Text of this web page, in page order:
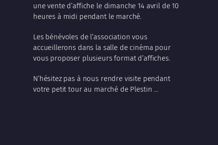
une vente d’affiche le dimanche 14 avril de 10
heures à midi pendant le marché.
Les bénévoles de l’association vous
accueillerons dans la salle de cinéma pour
vous proposer plusieurs format d’affiches.
N’hésitez pas à nous rendre visite pendant
votre petit tour au marché de Plestin …